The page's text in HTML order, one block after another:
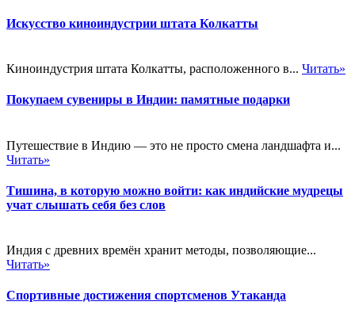
Искусство киноиндустрии штата Колкатты
Киноиндустрия штата Колкатты, расположенного в... Читать»
Покупаем сувениры в Индии: памятные подарки
Путешествие в Индию — это не просто смена ландшафта и...
Читать»
Тишина, в которую можно войти: как индийские мудрецы
учат слышать себя без слов
Индия с древних времён хранит методы, позволяющие...
Читать»
Спортивные достижения спортсменов Утаканда